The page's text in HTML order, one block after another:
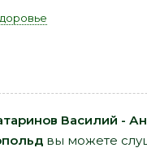
Василий -
вы можете